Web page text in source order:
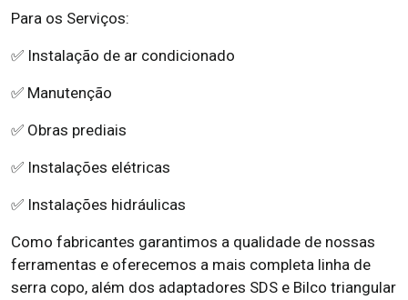
Para os Serviços:
✅ Instalação de ar condicionado
✅ Manutenção
✅ Obras prediais
✅ Instalações elétricas
✅ Instalações hidráulicas
Como fabricantes garantimos a qualidade de nossas
ferramentas e oferecemos a mais completa linha de
serra copo, além dos adaptadores SDS e Bilco triangular